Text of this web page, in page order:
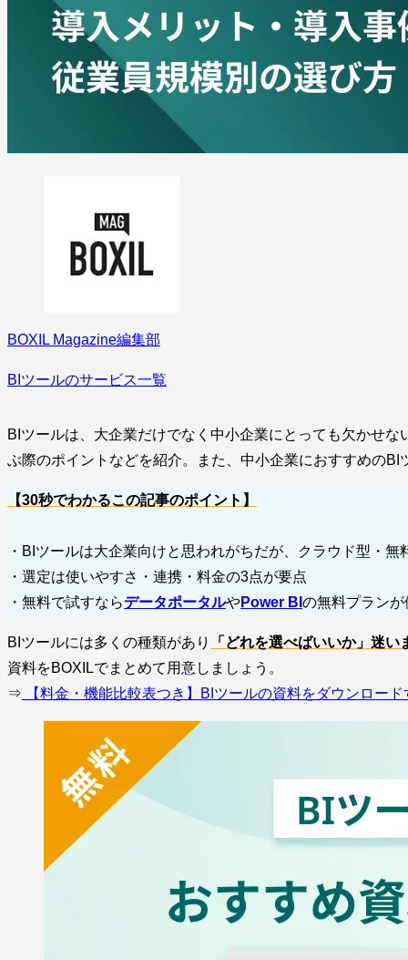
BOXIL Magazine編集部
BIツールのサービス一覧
BIツールは、大企業だけでなく中小企業にとっても欠かせ
ぶ際のポイントなどを紹介。また、中小企業におすすめのBI
【30秒でわかるこの記事のポイント】
・BIツールは大企業向けと思われがちだが、クラウド型・
・選定は使いやすさ・連携・料金の3点が要点
・無料で試すならデータポータルやPower BI の無料プラン
BIツールには多くの種類があり
「どれを選べばいいか」迷い
資料をBOXILでまとめて用意しましょう。
⇒ 【料金・機能比較表つき】BIツールの資料をダウンロー